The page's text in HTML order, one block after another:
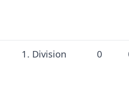
1. Division 0